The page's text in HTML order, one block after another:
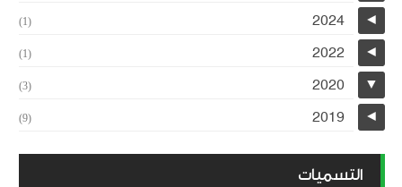
◄
2024
(1)
◄
2022
(1)
▼
2020
(3)
◄
2019
(9)
التسميات